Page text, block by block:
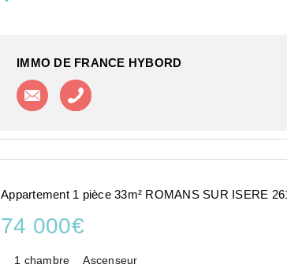
IMMO DE FRANCE HYBORD
Contacter l'agence
Appartement 1 pièce 33m² ROMANS SUR ISERE
74 000€
1 chambre Ascenseur